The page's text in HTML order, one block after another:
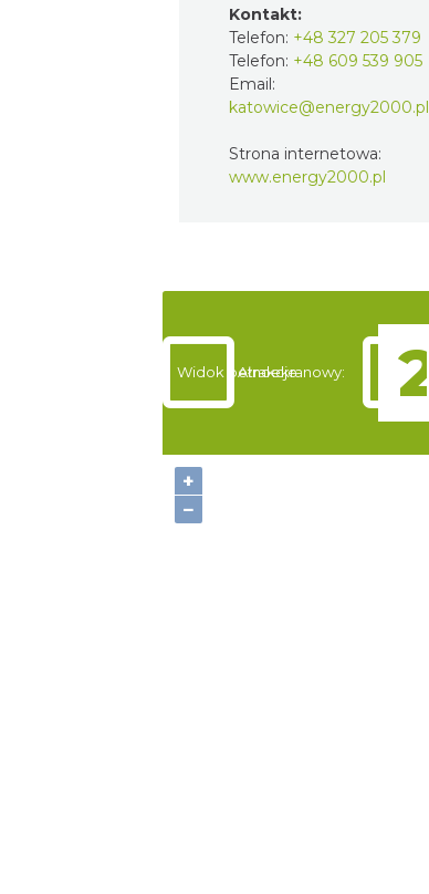
Kontakt:
Telefon: +48 327 205 379
Telefon: +48 609 539 905
Email:
katowice@energy2000.pl
Strona internetowa:
www.energy2000.pl
+
−
Widok pełnoekranowy:
Atrakcje